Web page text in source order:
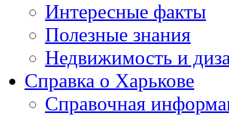
Интересные факты
Полезные знания
Недвижимость и
Справка о Харькове
Справочная